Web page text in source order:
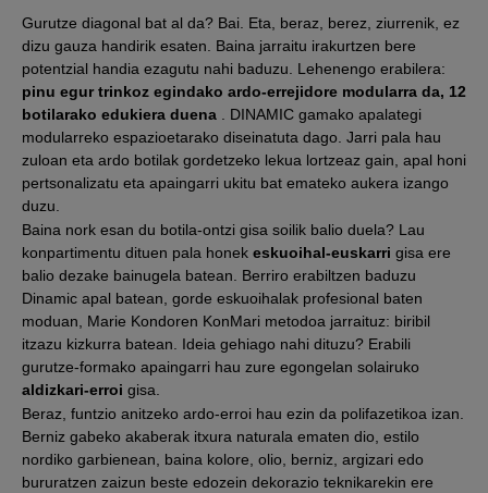
Gurutze diagonal bat al da? Bai. Eta, beraz, berez, ziurrenik, ez
dizu gauza handirik esaten. Baina jarraitu irakurtzen bere
potentzial handia ezagutu nahi baduzu. Lehenengo erabilera:
pinu egur trinkoz egindako ardo-errejidore modularra da, 12
botilarako edukiera duena . DINAMIC gamako apalategi
modularreko espazioetarako diseinatuta dago. Jarri pala hau
zuloan eta ardo botilak gordetzeko lekua lortzeaz gain, apal honi
pertsonalizatu eta apaingarri ukitu bat emateko aukera izango
duzu.
Baina nork esan du botila-ontzi gisa soilik balio duela? Lau
konpartimentu dituen pala honek eskuoihal-euskarri gisa ere
balio dezake bainugela batean. Berriro erabiltzen baduzu
Dinamic apal batean, gorde eskuoihalak profesional baten
moduan, Marie Kondoren KonMari metodoa jarraituz: biribil
itzazu kizkurra batean. Ideia gehiago nahi dituzu? Erabili
gurutze-formako apaingarri hau zure egongelan solairuko
aldizkari-erroi gisa.
Beraz, funtzio anitzeko ardo-erroi hau ezin da polifazetikoa izan.
Berniz gabeko akaberak itxura naturala ematen dio, estilo
nordiko garbienean, baina kolore, olio, berniz, argizari edo
bururatzen zaizun beste edozein dekorazio teknikarekin ere